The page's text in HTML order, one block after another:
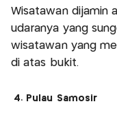
Wisatawan dijamin
udaranya yang
wisatawan yang
di atas bukit.
4. Pulau Samosir